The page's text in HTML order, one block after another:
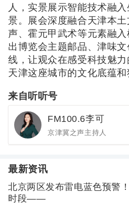
人，实景展示智能技术融
景。展会深度融合天津本
声、霍元甲武术等元素融
出博览会主题邮品、津味
线，让观众在感受科技魅
天津这座城市的文化底蕴和
来自听听号
FM100.6李可
京津冀之声主持人
最新资讯
北京两区发布雷电蓝色预警
时段——